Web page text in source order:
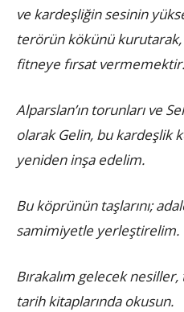
ve kardeşliğin sesinin
terörün kökünü
fitneye fırsat vermemektir.
Alparslan’ın torunları ve
olarak Gelin, bu kardeşlik
yeniden inşa edelim.
Bu köprünün taşlarını;
samimiyetle yerleştirelim.
Bırakalım gelecek
tarih kitaplarında okusun.